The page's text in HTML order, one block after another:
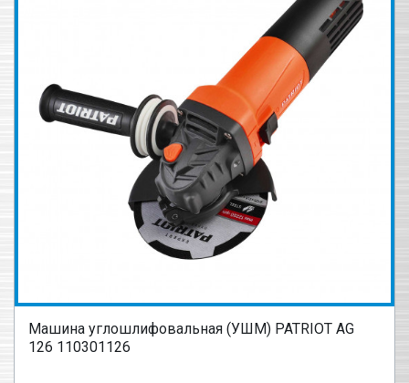
Машина углошлифовальная (УШМ) PATRIOT AG
126 110301126